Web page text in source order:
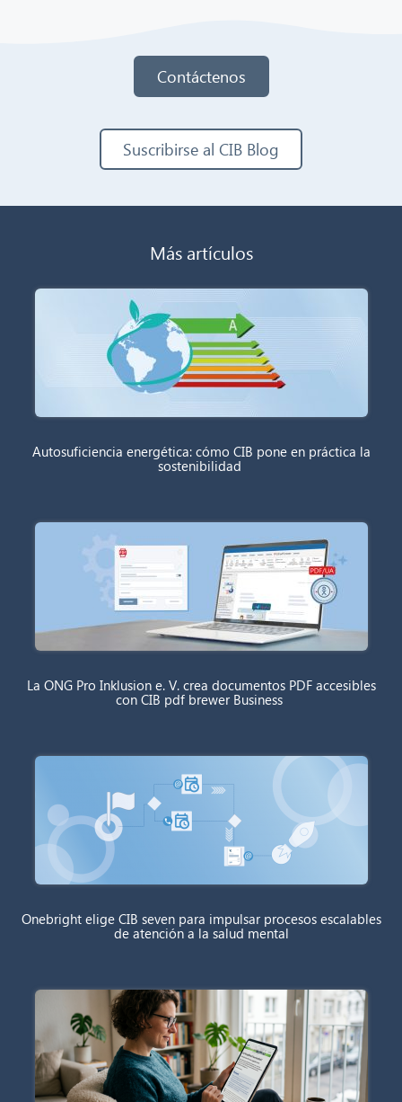
Contáctenos
Suscribirse al CIB Blog
Más artículos
Autosuficiencia energética: cómo CIB pone en práctica la
sostenibilidad
La ONG Pro Inklusion e. V. crea documentos PDF accesibles
con CIB pdf brewer Business
Onebright elige CIB seven para impulsar procesos escalables
de atención a la salud mental